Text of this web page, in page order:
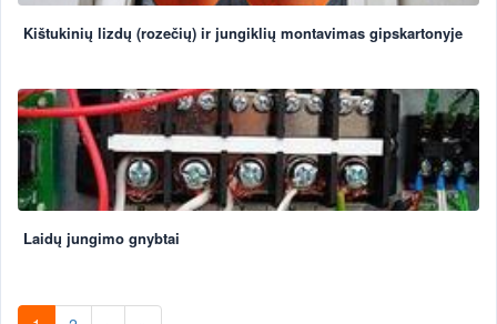
Kištukinių lizdų (rozečių) ir jungiklių montavimas gipskartonyje
Laidų jungimo gnybtai